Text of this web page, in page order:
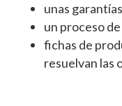
unas garantías
un proceso
fichas de
resuelvan las